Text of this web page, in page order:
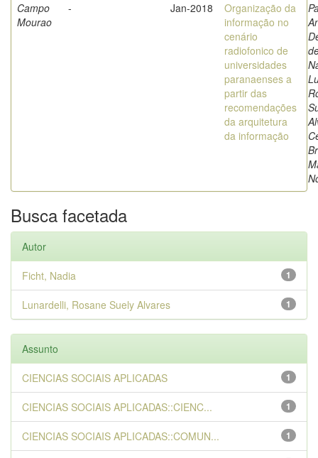
Campo
Mourao
- Jan-2018
Organização da
informação no
cenário
radiofonico de
universidades
paranaenses a
partir das
recomendações
da arquitetura
da informação
Busca facetada
Autor
1
Ficht, Nadia
1
Lunardelli, Rosane Suely Alvares
Assunto
1
CIENCIAS SOCIAIS APLICADAS
1
CIENCIAS SOCIAIS APLICADAS::CIENC...
1
CIENCIAS SOCIAIS APLICADAS::COMUN...